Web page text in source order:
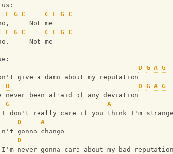
F G C C F G C
Not me
F G C C F G C
Not me
D G A G
give a damn about my reputation
D
D G A G
never been afraid of any deviation
G
A
I don't really care if you think I'm strange
D
A
gonna change
D
I'm never gonna care about my bad reputation